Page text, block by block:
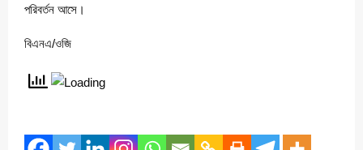
পরিবর্তন আসে।
বিএনএ/ওজি